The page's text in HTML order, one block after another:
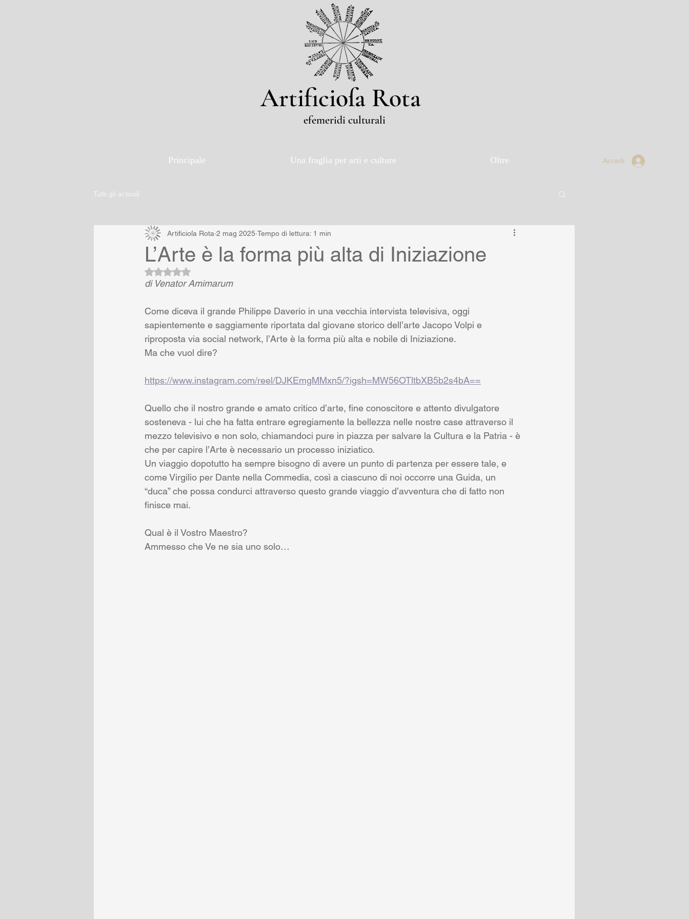
efemeridi culturali
Artificioſa Rota
Principale Una fraglia per arti e culture Oltre Accedi
Tutti gli articoli
L’Arte è la forma più alta di Iniziazione
Artificioſa Rota 2 mag 2025 Tempo di lettura: 1 min
Valutazione NaN stelle su 5.
di Venator Amimarum
Come diceva il grande Philippe Daverio in una vecchia intervista televisiva, oggi
sapientemente e saggiamente riportata dal giovane storico dell’arte Jacopo Volpi e
riproposta via social network, l’Arte è la forma più alta e nobile di Iniziazione.
Ma che vuol dire?
https://www.instagram.com/reel/DJKEmgMMxn5/?igsh=MW56OTltbXB5b2s4bA==
Quello che il nostro grande e amato critico d’arte, fine conoscitore e attento divulgatore
sosteneva - lui che ha fatta entrare egregiamente la bellezza nelle nostre case attraverso il
mezzo televisivo e non solo, chiamandoci pure in piazza per salvare la Cultura e la Patria - è
che per capire l’Arte è necessario un processo iniziatico.
Un viaggio dopotutto ha sempre bisogno di avere un punto di partenza per essere tale, e
come Virgilio per Dante nella Commedia, così a ciascuno di noi occorre una Guida, un
“duca” che possa condurci attraverso questo grande viaggio d’avventura che di fatto non
finisce mai.
Qual è il Vostro Maestro?
Ammesso che Ve ne sia uno solo…